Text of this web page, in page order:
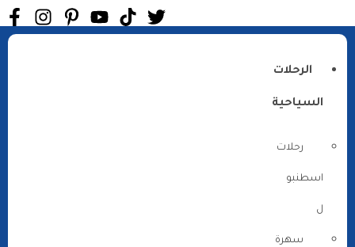
الرحلات
السياحية
رحلات
اسطنبو
ل
سهرة